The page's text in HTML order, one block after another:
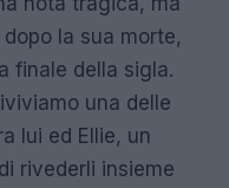
la sua morte,
finale della sigla.
una delle
lui ed Ellie, un
rivederli insieme